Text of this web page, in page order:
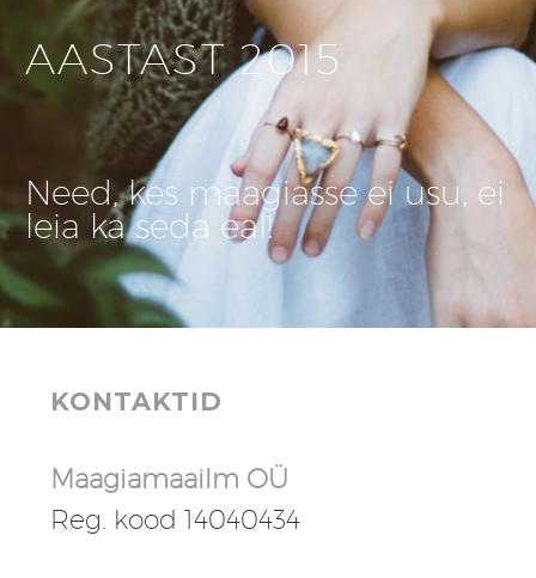
AASTAST 2015
Need, kes maagiasse ei usu, ei
leia ka seda eal!
KONTAKTID
Maagiamaailm OÜ
Reg. kood 14040434